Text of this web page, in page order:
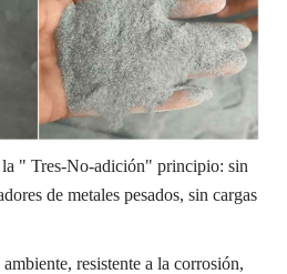
la " Tres-No-adición" principio: sin
de metales pesados, sin cargas
resistente a la corrosión,